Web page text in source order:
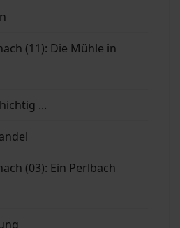
(11): Die Mühle in
...
(03): Ein Perlbach